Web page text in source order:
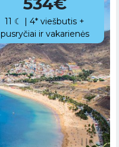
11 ☾ | 4* viešbutis +
pusryčiai ir vakarienės